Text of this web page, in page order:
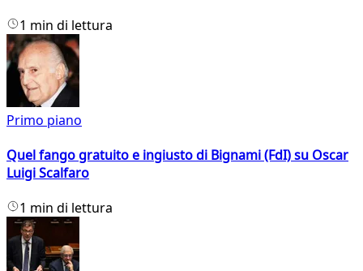
1 min di lettura
Primo piano
Quel fango gratuito e ingiusto di Bignami (FdI) su Oscar
Luigi Scalfaro
1 min di lettura